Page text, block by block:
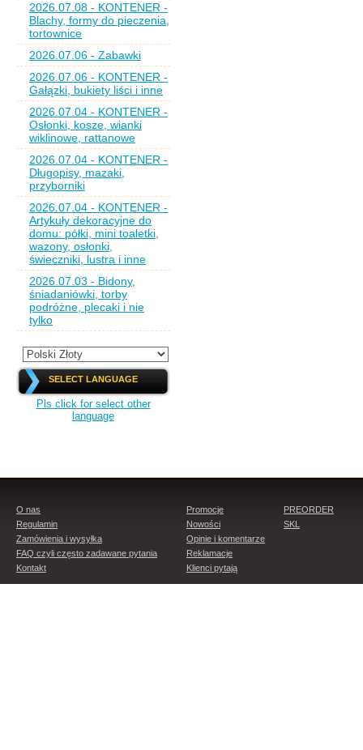
2026.07.08 - KONTENER -
Blachy, formy do pieczenia,
tortownice
2026.07.06 - Zabawki
2026.07.06 - KONTENER -
Gałązki, bukiety liści i inne
2026.07.04 - KONTENER -
Osłonki, kosze, wianki
wiklinowe, rattanowe
2026.07.04 - KONTENER -
Długopisy, mazaki,
przyborniki
2026.07.04 - KONTENER -
Artykuły dekoracyjne do
domu: półki, mini toaletki,
wazony, osłonki,
świeczniki, lustra i inne
2026.07.03 - Bidony,
śniadaniówki, torby
podróżne, plecaki i nie
tylko
SELECT LANGUAGE
Pls click for select other
language
O nas
Regulamin
Zamówienia i wysyłka
FAQ czyli często zadawane pytania
Kontakt
Promocje
Nowości
Opinie i komentarze
Reklamacje
Klienci pytają
PREORDER
SKL